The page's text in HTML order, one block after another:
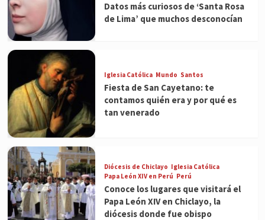
Datos más curiosos de ‘Santa Rosa
de Lima’ que muchos desconocían
Iglesia Católica Mundo Santos
Fiesta de San Cayetano: te
contamos quién era y por qué es
tan venerado
Diócesis de Chiclayo Iglesia Católica
Papa León XIV en Perú Perú
Conoce los lugares que visitará el
Papa León XIV en Chiclayo, la
diócesis donde fue obispo